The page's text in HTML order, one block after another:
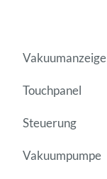
Vakuumanzeige
Touchpanel
Steuerung
Vakuumpumpe